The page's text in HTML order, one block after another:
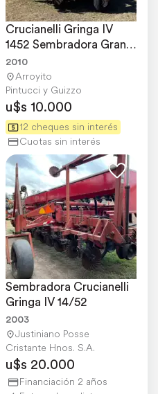
Crucianelli Gringa IV
1452 Sembradora Grano
Grueso
2010
Arroyito
Pintucci y Guizzo
u$s 10.000
12 cheques sin interés
Cuotas sin interés
Sembradora Crucianelli
Gringa IV 14/52
2003
Justiniano Posse
Cristante Hnos. S.A.
u$s 20.000
Financiación 2 años